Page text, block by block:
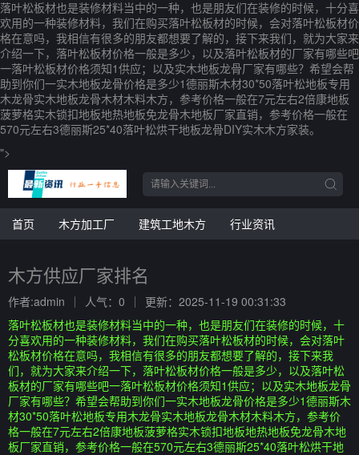
落叶松板材也是装修材料当中的一种，也是朋友们在装修的时候，十分喜
欢用的一种装修材料，我们在购买落叶松板材的时候，会对落叶松板材价
格在意吗，我相信有很多的朋友都想要了解的，接下来我们，就为大家来
介绍一下，落叶松板材价格一般是多少，以及落叶松板材的厂家有哪些吧
一落叶松板材价格须知1供应；以及实木地板龙骨厂家有哪些？希望会帮
助到你们一实木地板龙骨价格是多少1德丽斯木材30*50落叶松地板专用
木龙骨实木地板龙骨木材木料木方，参考价格一般在7元左右2倍康地板
菠萝格实木锁扣地板地热地板免龙骨木地板厂家直销，参考价格一般在
570元左右3德丽斯25*40落叶松烘干地板龙骨DIY实木木方家装。
">
首页 木方加工厂 建筑工地木方 行业资讯
木方供应厂家排名
作者:admin 人气：0
更新：2025-11-19 00:31:33
落叶松板材也是装修材料当中的一种，也是朋友们在装修的时候，十
分喜欢用的一种装修材料，我们在购买落叶松板材的时候，会对落叶
松板材价格在意吗，我相信有很多的朋友都想要了解的，接下来我
们，就为大家来介绍一下，落叶松板材价格一般是多少，以及落叶松
板材的厂家有哪些吧一落叶松板材价格须知1供应；以及实木地板龙骨
厂家有哪些？希望会帮助到你们一实木地板龙骨价格是多少1德丽斯木
材30*50落叶松地板专用木龙骨实木地板龙骨木材木料木方，参考价
格一般在7元左右2倍康地板菠萝格实木锁扣地板地热地板免龙骨木地
板厂家直销，参考价格一般在570元左右3德丽斯25*40落叶松烘干地